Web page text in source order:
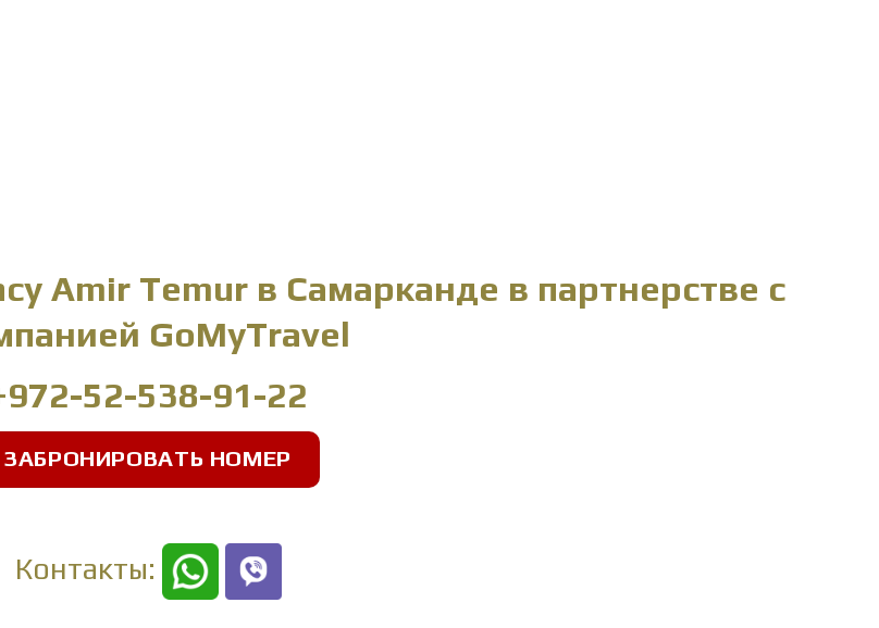
Amir Temur в Самарканде в партнерстве с
GoMyTravel
52-538-91-22
ЗАБРОНИРОВАТЬ НОМЕР
Контакты: